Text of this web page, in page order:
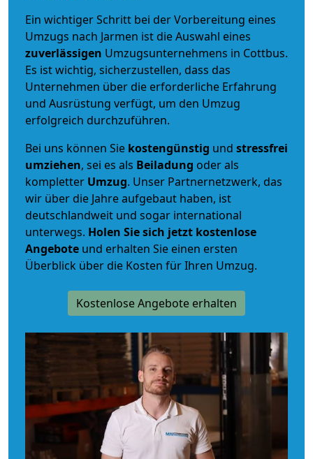
Ein wichtiger Schritt bei der Vorbereitung eines
Umzugs nach Jarmen ist die Auswahl eines
zuverlässigen Umzugsunternehmens in Cottbus.
Es ist wichtig, sicherzustellen, dass das
Unternehmen über die erforderliche Erfahrung
und Ausrüstung verfügt, um den Umzug
erfolgreich durchzuführen.
Bei uns können Sie kostengünstig und stressfrei
umziehen, sei es als Beiladung oder als
kompletter Umzug. Unser Partnernetzwerk, das
wir über die Jahre aufgebaut haben, ist
deutschlandweit und sogar international
unterwegs. Holen Sie sich jetzt kostenlose
Angebote und erhalten Sie einen ersten
Überblick über die Kosten für Ihren Umzug.
Kostenlose Angebote erhalten